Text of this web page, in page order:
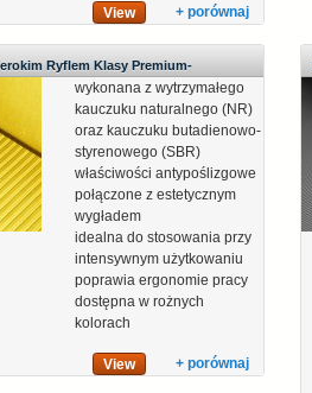
View + porównaj
Ryflem Klasy Premium-
wykonana z wytrzymałego
kauczuku naturalnego (NR)
oraz kauczuku butadienowo-
styrenowego (SBR)
właściwości antypoślizgowe
połączone z estetycznym
wygładem
idealna do stosowania przy
intensywnym użytkowaniu
poprawia ergonomie pracy
dostępna w rożnych
kolorach
View + porównaj